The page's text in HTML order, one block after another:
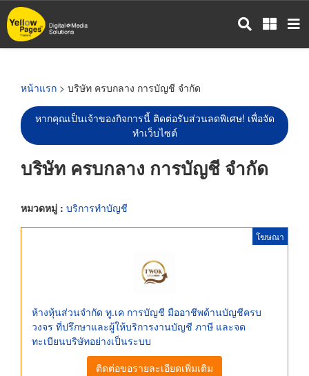
ข้าม
ไป
หน้าแรก > บริษัท ครบกลาง การบัญชี จำกัด
หากคุณเป็นเจ้าของกิจการนี้ ติดต่อรับส่วนลดพิเศษ! เพื่อจัด
ทำเว็บไซต์
บริษัท ครบกลาง การบัญชี จำกัด
หมวดหมู่ : บริการทำบัญชี
โฆษณา
ห้างหุ้นส่วนจำกัด ทู.เค การบัญชี มืออาชีพด้านบัญชีครบ
วงจร ที่ปรึกษาและผู้ให้บริการงานบัญชี ภาษี และจด
ทะเบียนบริษัทอย่างเป็นระบบ
ติดต่อขอรายละเอียดเพิ่มเติม